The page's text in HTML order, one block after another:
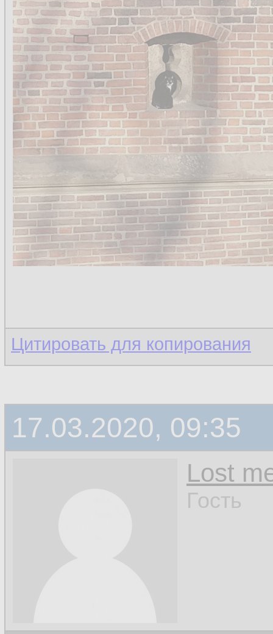
Цитировать для копирования
17.03.2020, 09:35
Lost
Гость